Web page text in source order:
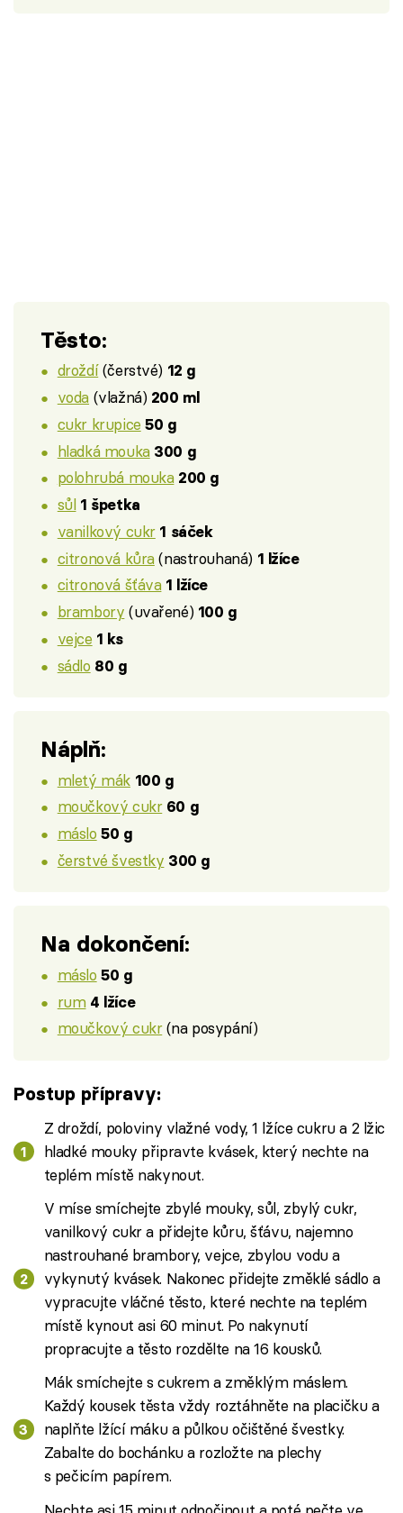
Těsto:
droždí(čerstvé) 12 g
voda (vlažná) 200 ml
cukr krupice 50 g
hladká mouka 300 g
polohrubá mouka 200 g
sůl 1 špetka
vanilkový cukr 1 sáček
citronová kůra(nastrouhaná) 1 lžíce
citronová šťáva 1 lžíce
brambory (uvařené) 100 g
vejce 1 ks
sádlo 80 g
Náplň:
mletý mák 100 g
moučkový cukr 60 g
máslo 50 g
čerstvé švestky 300 g
Na dokončení:
máslo 50 g
rum 4 lžíce
moučkový cukr(na posypání)
Postup přípravy:
Z droždí, poloviny vlažné vody, 1 lžíce cukru a 2 lžic
hladké mouky připravte kvásek, který nechte na
teplém místě nakynout.
V míse smíchejte zbylé mouky, sůl, zbylý cukr,
vanilkový cukr a přidejte kůru, šťávu, najemno
nastrouhané brambory, vejce, zbylou vodu a
vykynutý kvásek. Nakonec přidejte změklé sádlo a
vypracujte vláčné těsto, které nechte na teplém
místě kynout asi 60 minut. Po nakynutí
propracujte a těsto rozdělte na 16 kousků.
Mák smíchejte s cukrem a změklým máslem.
Každý kousek těsta vždy roztáhněte na placičku a
naplňte lžící máku a půlkou očištěné švestky.
Zabalte do bochánku a rozložte na plechy
s pečicím papírem.